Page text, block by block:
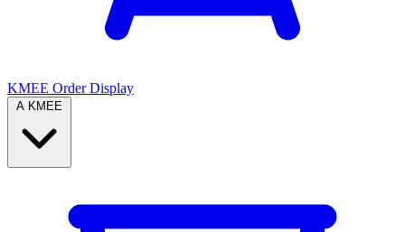
KMEE Order Display